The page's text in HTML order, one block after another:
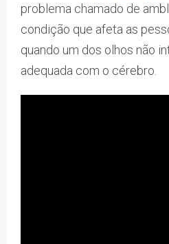
problema chamado de
condição que afeta as
quando um dos olhos não
adequada com o cérebro.